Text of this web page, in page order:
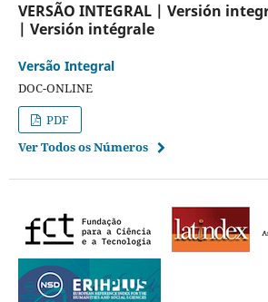
VERSÃO INTEGRAL | Versión
| Versión intégrale
Versão Integral
DOC-ONLINE
PDF
Ver Todos os Números